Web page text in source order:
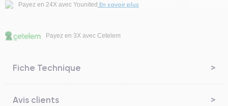
Payez en 24X avec Younited En savoir plus
Payez en 3X avec Cetelem
Fiche Technique
Avis clients